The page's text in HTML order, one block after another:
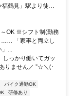
鶴見」駅より徒歩4
OK ※シフト制(勤務
…… 「家事と両立し
」...
しっかり働いてガッ
りません／ ”☆＼(･
バイク通勤OK
研修あり